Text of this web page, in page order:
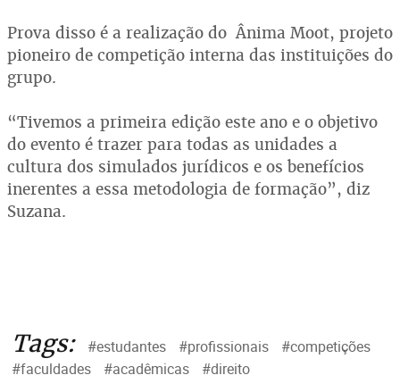
Prova disso é a realização do Ânima Moot, projeto
pioneiro de competição interna das instituições do
grupo.
“Tivemos a primeira edição este ano e o objetivo
do evento é trazer para todas as unidades a
cultura dos simulados jurídicos e os benefícios
inerentes a essa metodologia de formação”, diz
Suzana.
Tags: #estudantes #profissionais
#competições
#faculdades
#acadêmicas #direito